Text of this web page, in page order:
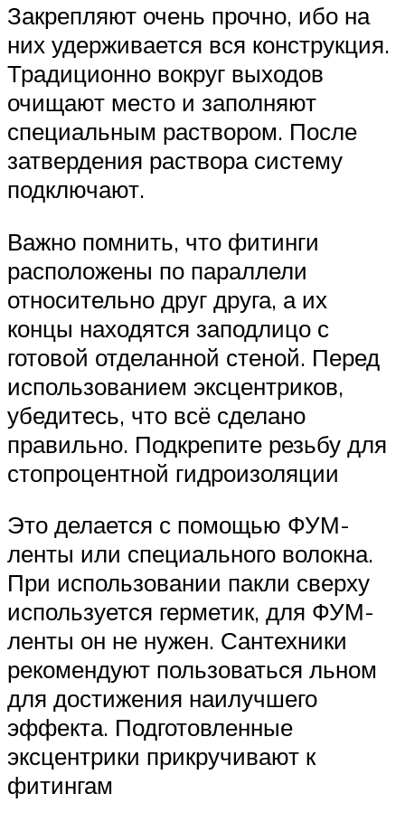
Закрепляют очень прочно, ибо на
них удерживается вся конструкция.
Традиционно вокруг выходов
очищают место и заполняют
специальным раствором. После
затвердения раствора систему
подключают.
Важно помнить, что фитинги
расположены по параллели
относительно друг друга, а их
концы находятся заподлицо с
готовой отделанной стеной. Перед
использованием эксцентриков,
убедитесь, что всё сделано
правильно. Подкрепите резьбу для
стопроцентной гидроизоляции
Это делается с помощью ФУМ-
ленты или специального волокна.
При использовании пакли сверху
используется герметик, для ФУМ-
ленты он не нужен. Сантехники
рекомендуют пользоваться льном
для достижения наилучшего
эффекта. Подготовленные
эксцентрики прикручивают к
фитингам